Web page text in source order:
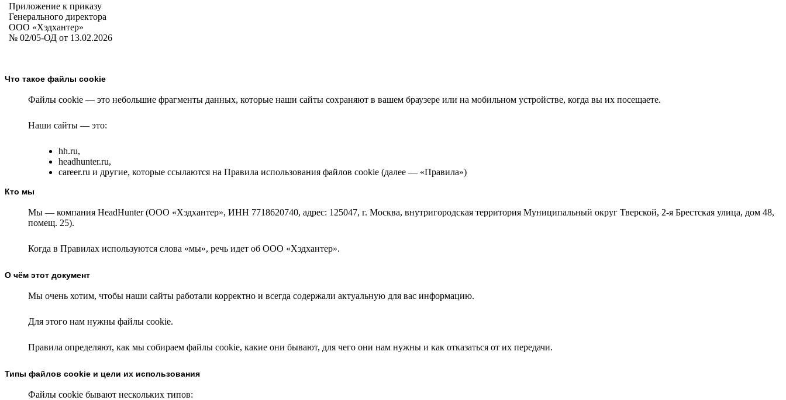
Приложение к приказу
Генерального директора
ООО «Хэдхантер»
№ 02/05-ОД от 13.02.2026
Что такое файлы cookie
Файлы cookie — это небольшие фрагменты данных, которые наши сайты сохраняют в вашем браузере или на мобильном устройстве, когда вы их посещаете.
Наши сайты — это:
hh.ru,
headhunter.ru,
career.ru и другие, которые ссылаются на Правила использования файлов cookie (далее — «Правила»)
Кто мы
Мы — компания HeadHunter (ООО «Хэдхантер», ИНН 7718620740, адрес: 125047, г. Москва, внутригородская территория Муниципальный округ Тверской, 2-я Брестская улица, дом 48,
помещ. 25).
Когда в Правилах используются слова «мы», речь идет об ООО «Хэдхантер».
О чём этот документ
Мы очень хотим, чтобы наши сайты работали корректно и всегда содержали актуальную для вас информацию.
Для этого нам нужны файлы cookie.
Правила определяют, как мы собираем файлы cookie, какие они бывают, для чего они нам нужны и как отказаться от их передачи.
Типы файлов cookie и цели их использования
Файлы cookie бывают нескольких типов: